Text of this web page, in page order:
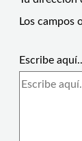
Los campos
Escribe